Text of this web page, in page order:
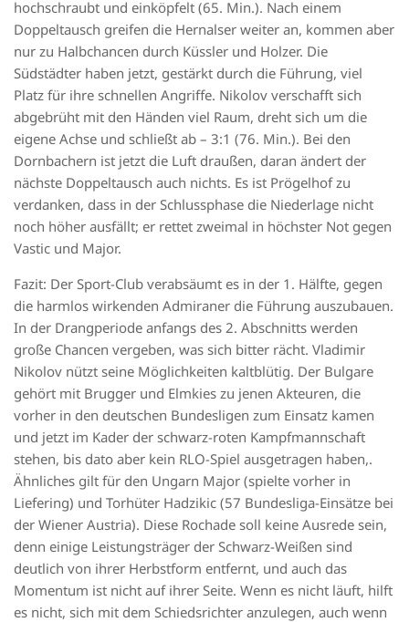
hochschraubt und einköpfelt (65. Min.). Nach einem
Doppeltausch greifen die Hernalser weiter an, kommen aber
nur zu Halbchancen durch Küssler und Holzer. Die
Südstädter haben jetzt, gestärkt durch die Führung, viel
Platz für ihre schnellen Angriffe. Nikolov verschafft sich
abgebrüht mit den Händen viel Raum, dreht sich um die
eigene Achse und schließt ab – 3:1 (76. Min.). Bei den
Dornbachern ist jetzt die Luft draußen, daran ändert der
nächste Doppeltausch auch nichts. Es ist Prögelhof zu
verdanken, dass in der Schlussphase die Niederlage nicht
noch höher ausfällt; er rettet zweimal in höchster Not gegen
Vastic und Major.
Fazit: Der Sport-Club verabsäumt es in der 1. Hälfte, gegen
die harmlos wirkenden Admiraner die Führung auszubauen.
In der Drangperiode anfangs des 2. Abschnitts werden
große Chancen vergeben, was sich bitter rächt. Vladimir
Nikolov nützt seine Möglichkeiten kaltblütig. Der Bulgare
gehört mit Brugger und Elmkies zu jenen Akteuren, die
vorher in den deutschen Bundesligen zum Einsatz kamen
und jetzt im Kader der schwarz-roten Kampfmannschaft
stehen, bis dato aber kein RLO-Spiel ausgetragen haben,.
Ähnliches gilt für den Ungarn Major (spielte vorher in
Liefering) und Torhüter Hadzikic (57 Bundesliga-Einsätze bei
der Wiener Austria). Diese Rochade soll keine Ausrede sein,
denn einige Leistungsträger der Schwarz-Weißen sind
deutlich von ihrer Herbstform entfernt, und auch das
Momentum ist nicht auf ihrer Seite. Wenn es nicht läuft, hilft
es nicht, sich mit dem Schiedsrichter anzulegen, auch wenn